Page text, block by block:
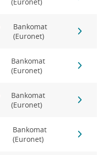
Bankomat
(Euronet)
Bankomat
(Euronet)
Bankomat
(Euronet)
Bankomat
(Euronet)